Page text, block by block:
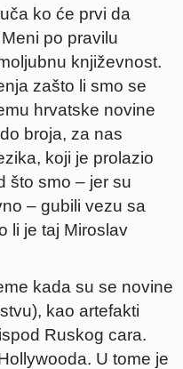
ko će prvi da
po pravilu
književnost.
zašto li smo se
hrvatske novine
broja, za nas
koji je prolazio
što smo – jer su
– gubili vezu sa
li je taj Miroslav
kada su se novine
kao artefakti
Ruskog cara.
U tome je